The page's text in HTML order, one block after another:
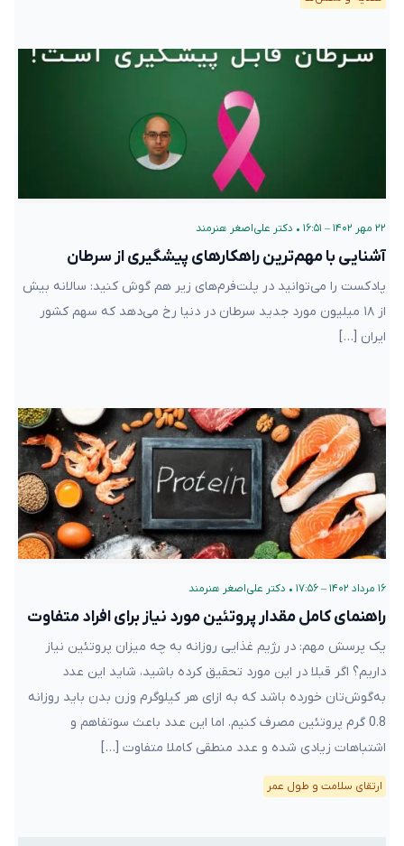
۲۲ مهر ۱۴۰۲ – ۱۶:۵۱ • دکتر علی‌اصغر هنرمند
آشنایی با مهم‌ترین راهکارهای پیشگیری از سرطان
پادکست را می‌توانید در پلت‌فرم‌های زیر هم گوش کنید: سالانه بیش
از ۱۸ میلیون مورد جدید سرطان در دنیا رخ می‌دهد که سهم کشور
ایران […]
۱۶ مرداد ۱۴۰۲ – ۱۷:۵۶ • دکتر علی‌اصغر هنرمند
راهنمای کامل مقدار پروتئین مورد نیاز برای افراد متفاوت
یک پرسش مهم: در رژیم غذایی‌ روزانه به چه میزان پروتئین نیاز
داریم؟ اگر قبلا در این مورد تحقیق کرده ‌باشید، شاید این عدد
به‌گوش‌تان خورده باشد که به ازای هر کیلوگرم وزن بدن باید روزانه
0.8 گرم پروتئین مصرف کنیم. اما این عدد باعث سوتفاهم و
اشتباهات زیادی شده و عدد منطقی کاملا متفاوت […]
ارتقای سلامت و طول عمر